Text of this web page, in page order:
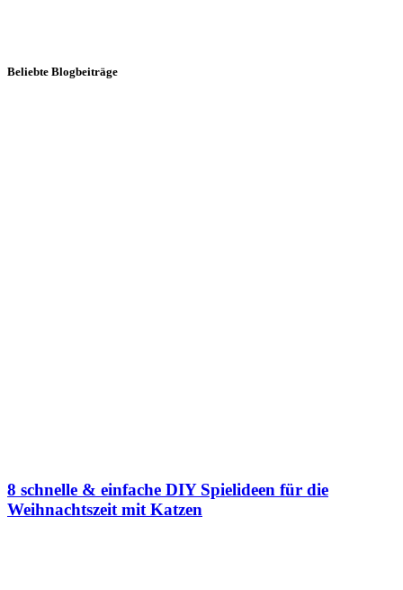
Beliebte Blogbeiträge
8 schnelle & einfache DIY Spielideen für die
Weihnachtszeit mit Katzen